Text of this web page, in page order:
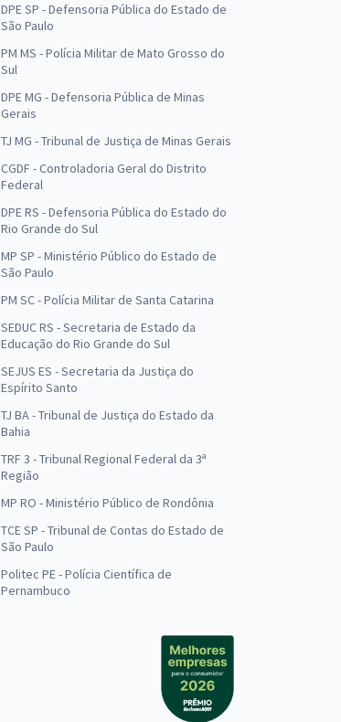
DPE SP - Defensoria Pública do Estado de
São Paulo
PM MS - Polícia Militar de Mato Grosso do
Sul
DPE MG - Defensoria Pública de Minas
Gerais
TJ MG - Tribunal de Justiça de Minas Gerais
CGDF - Controladoria Geral do Distrito
Federal
DPE RS - Defensoria Pública do Estado do
Rio Grande do Sul
MP SP - Ministério Público do Estado de
São Paulo
PM SC - Polícia Militar de Santa Catarina
SEDUC RS - Secretaria de Estado da
Educação do Rio Grande do Sul
SEJUS ES - Secretaria da Justiça do
Espírito Santo
TJ BA - Tribunal de Justiça do Estado da
Bahia
TRF 3 - Tribunal Regional Federal da 3ª
Região
MP RO - Ministério Público de Rondônia
TCE SP - Tribunal de Contas do Estado de
São Paulo
Politec PE - Polícia Científica de
Pernambuco